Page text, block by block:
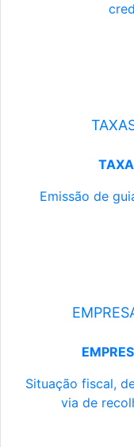
Emissão de
Situação fiscal,
via de